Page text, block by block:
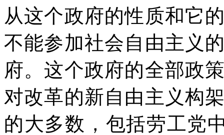
从这个政府的性质和它
不能参加社会自由主义
府。这个政府的全部政
对改革的新自由主义构
的大多数，包括劳工党